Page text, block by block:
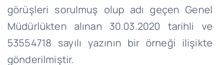
görüşleri sorulmuş olup adı geçen Genel
Müdürlükten alınan 30.03.2020 tarihli ve
53554718 sayılı yazının bir örneği ilişikte
gönderilmiştir.